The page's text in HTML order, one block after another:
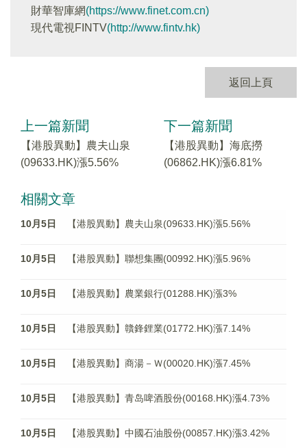
財華智庫網(https://www.finet.com.cn)
現代電視FINTV(http://www.fintv.hk)
返回上頁
上一篇新聞
【港股異動】農夫山泉
(09633.HK)漲5.56%
下一篇新聞
【港股異動】海底撈
(06862.HK)漲6.81%
相關文章
10月5日 【港股異動】農夫山泉(09633.HK)漲5.56%
10月5日 【港股異動】聯想集團(00992.HK)漲5.96%
10月5日 【港股異動】農業銀行(01288.HK)漲3%
10月5日 【港股異動】贛鋒鋰業(01772.HK)漲7.14%
10月5日 【港股異動】商湯－Ｗ(00020.HK)漲7.45%
10月5日 【港股異動】青岛啤酒股份(00168.HK)漲4.73%
10月5日 【港股異動】中國石油股份(00857.HK)漲3.42%